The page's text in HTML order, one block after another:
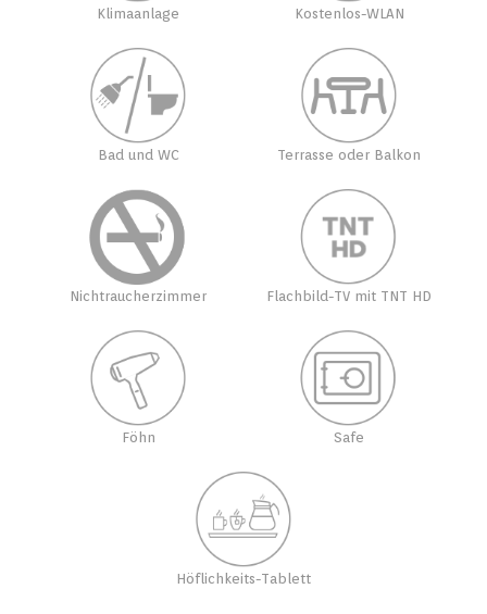
Klimaanlage Kostenlos-WLAN
Bad und WC Terrasse oder Balkon
Nichtraucherzimmer Flachbild-TV mit TNT HD
Föhn Safe
Höflichkeits-Tablett